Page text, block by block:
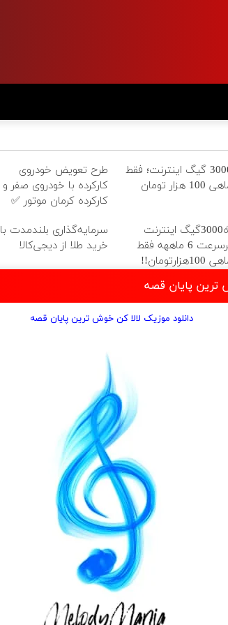
3000 گیگ اینترنت؛ فقط
هزار تومان
طرح تعویض خودروی
کارکرده با خودروی صفر و
کارکرده کرمان موتور ✅
☄️3000گیگ اینترنت
پرسرعت 6 ماههه فقط
سرمایه‌گذاری بلندمدت با
خرید طلا از دیجی‌کالا
ترین پایان قصه
دانلود موزیک لالا كن خوش ترین پایان قصه